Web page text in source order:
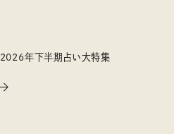
2026年下半期占い大特集